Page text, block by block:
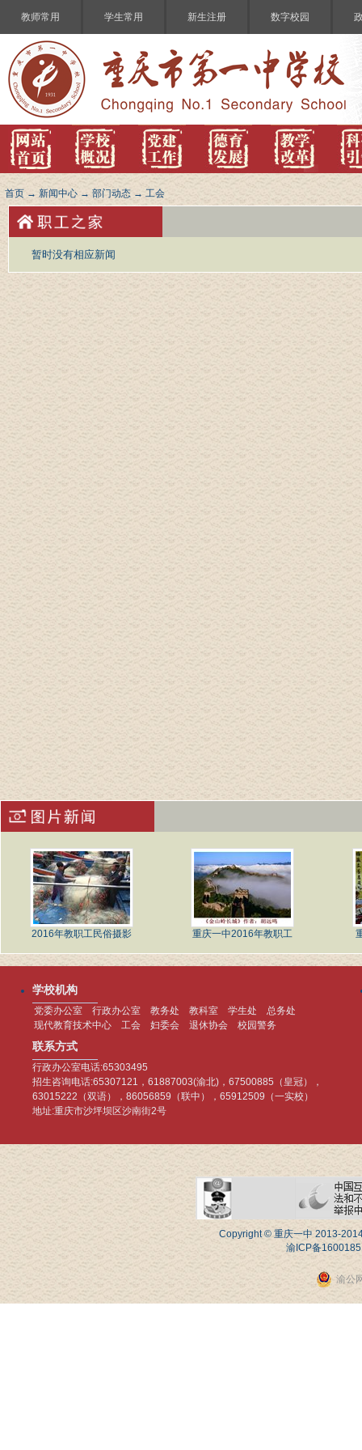
教师常用 学生常用 新生注册 数字校园
首页 → 新闻中心 → 部门动态 → 工会
暂时没有相应新闻
2016年教职工民俗摄影 重庆一中2016年教职工
学校机构
党委办公室 行政办公室 教务处 教科室 学生处
总务处
现代教育技术中心
工会 妇委会 退休协会 校园警务
联系方式
行政办公室电话:65303495
招生咨询电话:65307121，61887003(渝北)，67500885（皇冠），
63015222（双语），86056859（联中），65912509（一实校）
地址:重庆市沙坪坝区沙南街2号
Copyright © 重庆一中 2013-
渝ICP备
渝公